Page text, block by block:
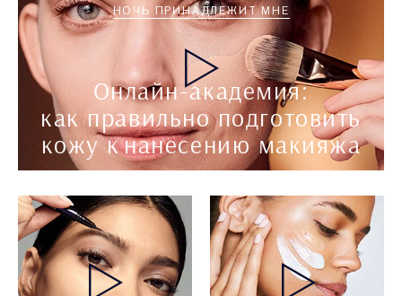
Онлайн-академия:
как правильно подготовить
кожу к нанесению макияжа
НОЧЬ ПРИНАДЛЕЖИТ МНЕ